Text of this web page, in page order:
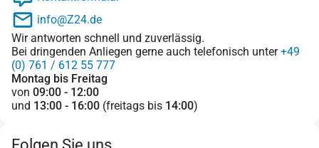
info@Z24.de
Wir antworten schnell und zuverlässig.
Bei dringenden Anliegen gerne auch telefonisch unter+49
(0) 761 / 612 55 777
Montag bis Freitag
von 09:00 - 12:00
und 13:00 - 16:00 (freitags bis 14:00)